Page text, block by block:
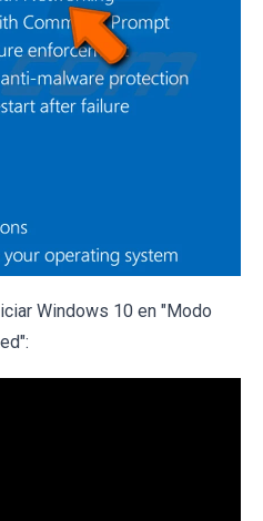
Windows 10 en "Modo